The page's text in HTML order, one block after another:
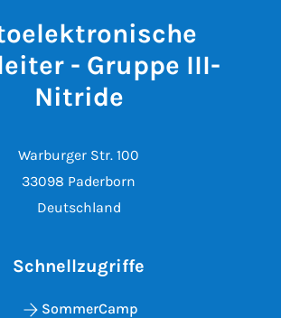
- Gruppe III-
Nitride
Warburger Str. 100
33098 Paderborn
Deutschland
Schnellzugriffe
SommerCamp